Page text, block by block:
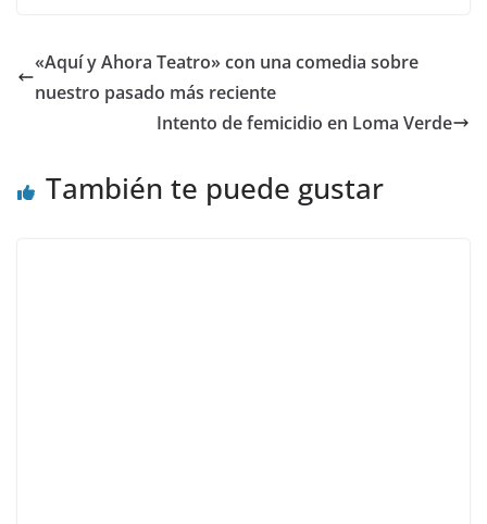
«Aquí y Ahora Teatro» con una comedia sobre
nuestro pasado más reciente
Intento de femicidio en Loma Verde
También te puede gustar